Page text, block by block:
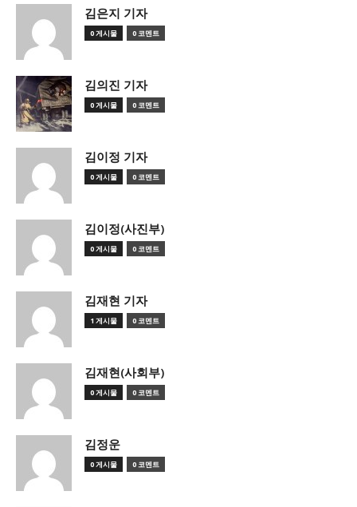
김은지 기자
0 게시물 0 코멘트
김의진 기자
0 게시물 0 코멘트
김이정 기자
0 게시물 0 코멘트
김이정(사진부)
0 게시물 0 코멘트
김재현 기자
1 게시물 0 코멘트
김재현(사회부)
0 게시물 0 코멘트
김정운
0 게시물 0 코멘트